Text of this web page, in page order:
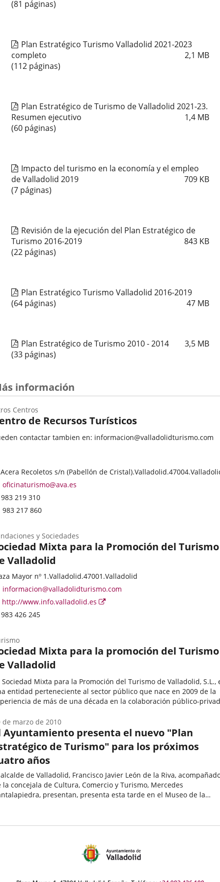
(81 páginas)
Plan Estratégico Turismo Valladolid 2021-2023
completo
2,1 MB
(112 páginas)
Plan Estratégico de Turismo de Valladolid 2021-23.
Resumen ejecutivo
1,4 MB
(60 páginas)
Impacto del turismo en la economía y el empleo
de Valladolid 2019
709 KB
(7 páginas)
Revisión de la ejecución del Plan Estratégico de
Turismo 2016-2019
843 KB
(22 páginas)
Plan Estratégico Turismo Valladolid 2016-2019
47 MB
(64 páginas)
Plan Estratégico de Turismo 2010 - 2014 3,5 MB
(33 páginas)
información
de Recursos Turísticos
contactar tambien en: informacion@valladolidturismo.com
Centros
Recoletos s/n (Pabellón de Cristal).Valladolid.47004.
oficinaturismo@ava.es
983 219 310
983 217 860
Mixta para la Promoción del Turismo
Valladolid
y Sociedades
Mayor nº 1.Valladolid.47001.Valladolid
informacion@valladolidturismo.com
http://www.info.valladolid.es
Enlace
983 426 245
Mixta para la promoción del Turismo
Valladolid
Sociedad Mixta para la Promoción del Turismo de Valladolid, S.L.,
entidad perteneciente al sector público que nace en 2009 de la
de más de una década en la colaboración público-
Ayuntamiento presenta el nuevo "Plan
de Turismo" para los próximos
años
de Valladolid, Francisco Javier León de la Riva,
la concejala de Cultura, Comercio y Turismo, Mercedes
presentan, presenta esta tarde en el Museo de la
de marzo de 2010